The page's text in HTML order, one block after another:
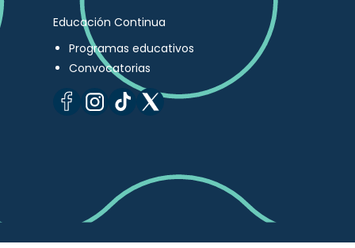
Educación Continua
Programas educativos
Convocatorias